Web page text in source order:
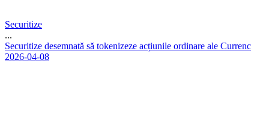
Securitize
...
Securitize desemnată să tokenizeze acțiunile ordinare ale Currenc
2026-04-08